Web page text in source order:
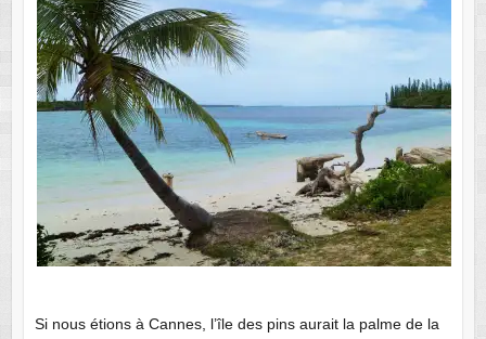
Si nous étions à Cannes, l’île des pins aurait la palme de la